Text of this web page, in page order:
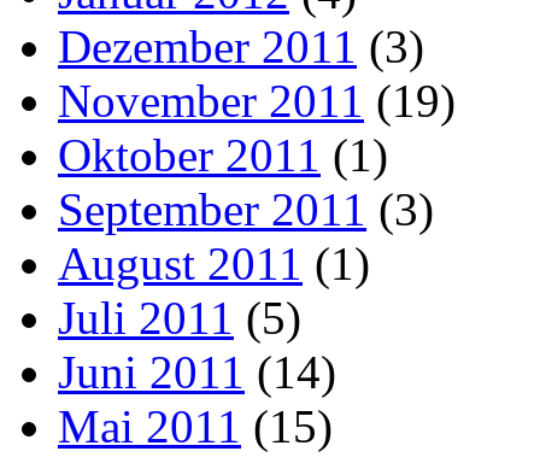
Dezember 2011 (3)
November 2011 (19)
Oktober 2011 (1)
September 2011 (3)
August 2011 (1)
Juli 2011 (5)
Juni 2011 (14)
Mai 2011 (15)